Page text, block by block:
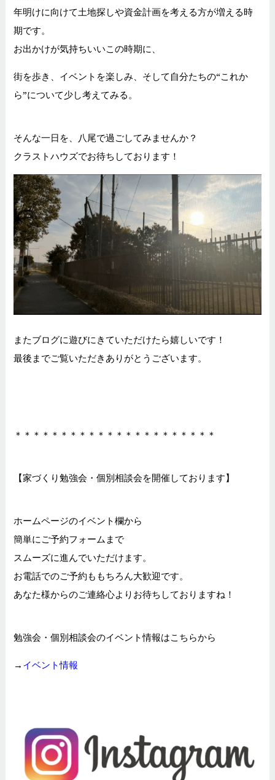
年明けに向けて土地探しや資金計画を考える方が増える時
期です。
お出かけが気持ちいいこの時期に、
街を歩き、イベントを楽しみ、そして自分たちの“これか
ら”について少し考えてみる。
そんな一日を、八尾で過ごしてみませんか？
クラストハウズでお待ちしております！
またブログに遊びにきていただけたら嬉しいです！
最後までご覧いただきありがとうございます。
＊＊＊＊＊＊＊＊＊＊＊＊＊＊＊＊＊＊＊＊＊＊
【家づくり勉強会・個別相談会を開催しております】
ホームページのイベント欄から
簡単にご予約フォームまで
スムーズに進んでいただけます。
お電話でのご予約ももちろん大歓迎です。
あなた様からのご連絡心よりお待ちしておりますね！
勉強会・個別相談会のイベント情報はこちらから
→ イベント情報